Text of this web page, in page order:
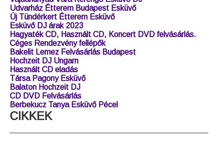
Udvarház Étterem Budapest Esküvő
Új Tündérkert Étterem Esküvő
Esküvő DJ árak 2023
Hagyaték CD, Használt CD, Koncert DVD felvásárlás.
Céges Rendezvény fellépők
Bakelit Lemez Felvásárlás Budapest
Hochzeit DJ Ungarn
Használt CD eladás
Társa Pagony Esküvő
Balaton Hochzeit DJ
CD DVD Felvásárlás
Berbekucz Tanya Esküvő Pécel
CIKKEK